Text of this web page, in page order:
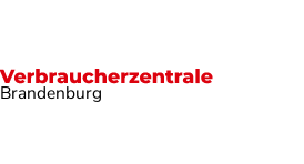
Brandenburg
Digitales Lebensmittel